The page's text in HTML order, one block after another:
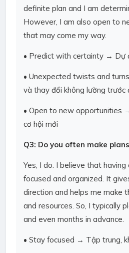
definite plan and I am
However, I am also open to
that may come my way.
• Predict with certainty → Dự
• Unexpected twists and
và thay đổi không lường trước
• Open to new opportunities
cơ hội mới
Q3: Do you often make
Yes, I do. I believe that
focused and organized. It
direction and helps me make
and resources. So, I typically
and even months in advance.
• Stay focused → Tập trung,